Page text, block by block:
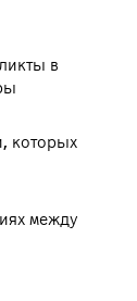
в
которых
между